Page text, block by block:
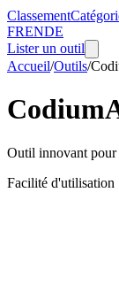
Classement
FRENDE
Lister un outil
Accueil/Outils/
Outil innovant pour
Facilité d'utilisation